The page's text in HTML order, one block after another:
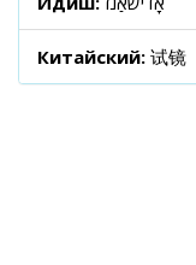
Китайский: 试镜